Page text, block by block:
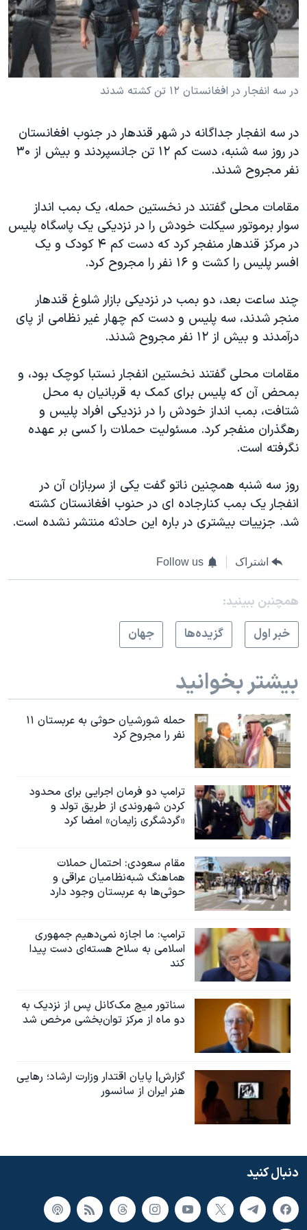
فرهنگ و زندگی
حقوق شهروندی
اقتصادی
علم و فناوری
گالری عکس
آرشیو پخش زنده
مستندها
انتخابات ریاست جمهوری آمریکا ۲۰۲۴
حمله جمهوری اسلامی به اسرائیل
رمز مهسا
اعتراضات زن، زندگی، آزادی
مجموعه مستندهای دادخواهی
دادگاه حمید نوری
چهل سال گروگان‌گیری
قانون شفافیت دارائی کادر رهبری ایران
اسرائیل در جنگ
نرگس محمدی برنده جایزه نوبل صلح
صفحه‌های ویژه
سفر پرزیدنت ترامپ به چین
دنبال کنید
در سه انفجار در افغانستان ۱۲ تن کشته شدند
در سه انفجار جداگانه در شهر قندهار در جنوب افغانستان
در روز سه شنبه، دست کم ۱۲ تن جانسپردند و بیش از ۳۰
نفر مجروح شدند.
مقامات محلی گفتند در نخستین حمله، یک بمب انداز
سوار برموتور سیکلت خودش را در نزدیکی یک پاسگاه پلیس
در مرکز قندهار منفجر کرد که دست کم ۴ کودک و یک
افسر پلیس را کشت و ۱۶ نفر را مجروح کرد.
چند ساعت بعد، دو بمب در نزدیکی بازار شلوغ قندهار
منجر شدند، سه پلیس و دست کم چهار غیر نظامی از پای
درآمدند و بیش از ۱۲ نفر مجروح شدند.
مقامات محلی گفتند نخستین انفجار نستبا کوچک بود، و
بمحض آن که پلیس برای کمک به قربانیان به محل
شتافت، بمب انداز خودش را در نزدیکی افراد پلیس و
رهگذران منفجر کرد. مسئولیت حملات را کسی بر عهده
نگرفته است.
روز سه شنبه همچنین ناتو گفت یکی از سربازان آن در
انفجار یک بمب کنارجاده ای در حنوب افغانستان کشته
شد. جزییات بیشتری در باره این حادثه منتشر نشده است.
اشتراک Follow us
همچنبن ببینید:
خبر اول
گزيده‌ها جهان
بیشتر بخوانید
حمله شورشیان حوثی به عربستان ۱۱
نفر را مجروح کرد
ترامپ دو فرمان اجرایی برای محدود
کردن شهروندی از طریق تولد و
«گردشگری زایمان» امضا کرد
مقام سعودی: احتمال حملات
هماهنگ شبه‌نظامیان عراقی و
حوثی‌ها به عربستان وجود دارد
ترامپ: ما اجازه نمی‌دهیم جمهوری
اسلامی به سلاح هسته‌ای دست پیدا
کند
سناتور میچ مک‌کانل پس از نزدیک به
دو ماه از مرکز توان‌بخشی مرخص شد
گزارش| پایان اقتدار وزارت ارشاد؛ رهایی
هنر ایران از سانسور
دنبال کنید